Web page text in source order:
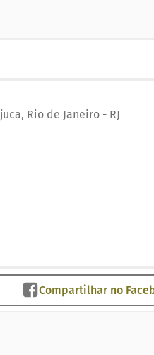
entrar tanto pelo
voz e WhatsApp.
administração e
, Rio de Janeiro- RJ
Compartilhar no